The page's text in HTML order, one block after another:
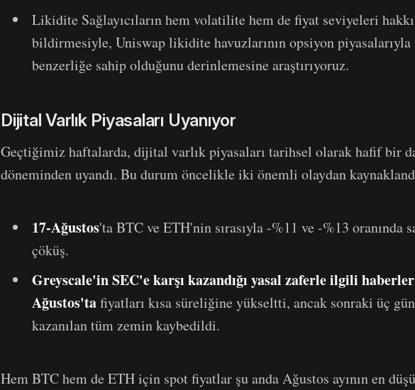
Likidite Sağlayıcıların hem volatilite hem de fiyat seviyeleri
bildirmesiyle, Uniswap likidite havuzlarının opsiyon piyasalarıyla
benzerliğe sahip olduğunu derinlemesine araştırıyoruz.
Dijital Varlık Piyasaları Uyanıyor
Geçtiğimiz haftalarda, dijital varlık piyasaları tarihsel olarak hafif bir
döneminden uyandı. Bu durum öncelikle iki önemli olaydan
17-Ağustos'ta BTC ve ETH'nin sırasıyla -%11 ve -%13 oranında
çöküş.
Greyscale'in SEC'e karşı kazandığı yasal zaferle ilgili
Ağustos'tafiyatları kısa süreliğine yükseltti, ancak sonraki üç
kazanılan tüm zemin kaybedildi.
Hem BTC hem de ETH için spot fiyatlar şu anda Ağustos ayının en